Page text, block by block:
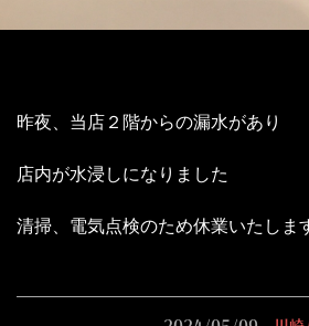
昨夜、当店２階からの漏水があり
店内が水浸しになりました
清掃、電気点検のため休業いたしま